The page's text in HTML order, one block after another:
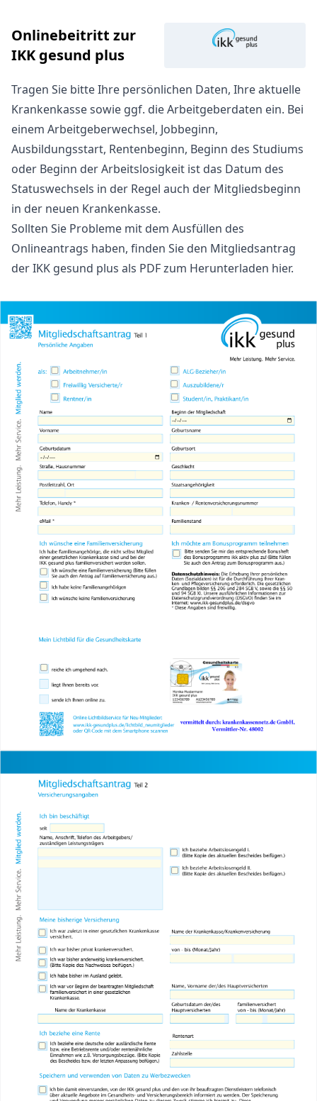
Onlinebeitritt zur
IKK gesund plus
Tragen Sie bitte Ihre persönlichen Daten, Ihre aktuelle
Krankenkasse sowie ggf. die Arbeitgeberdaten ein. Bei
einem Arbeitgeberwechsel, Jobbeginn,
Ausbildungsstart, Rentenbeginn, Beginn des Studiums
oder Beginn der Arbeitslosigkeit ist das Datum des
Statuswechsels in der Regel auch der Mitgliedsbeginn
in der neuen Krankenkasse.
Sollten Sie Probleme mit dem Ausfüllen des
Onlineantrags haben, finden Sie den Mitgliedsantrag
der IKK gesund plus als PDF zum Herunterladen hier.